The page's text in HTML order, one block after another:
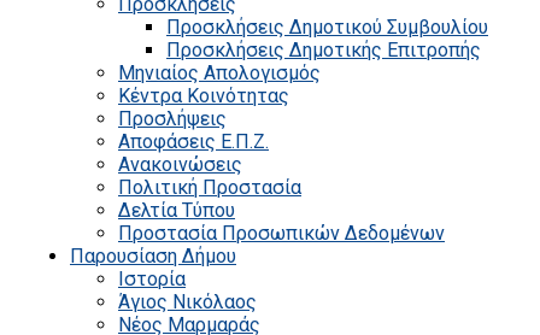
Προσκλήσεις Δημοτικού Συμβουλίου
Προσκλήσεις Δημοτικής Επιτροπής
Μηνιαίος Απολογισμός
Κέντρα Κοινότητας
Προσλήψεις
Αποφάσεις Ε.Π.Ζ.
Ανακοινώσεις
Πολιτική Προστασία
Δελτία Τύπου
Προστασία Προσωπικών Δεδομένων
Παρουσίαση Δήμου
Ιστορία
Άγιος Νικόλαος
Νέος Μαρμαράς